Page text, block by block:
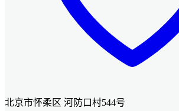
北京市怀柔区 河防口村544号